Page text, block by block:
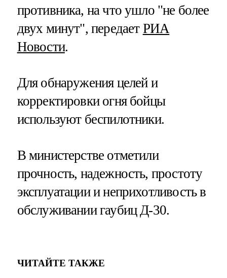
противника, на что ушло "не более
двух минут", передает РИА
Новости.
Для обнаружения целей и
корректировки огня бойцы
используют беспилотники.
В министерстве отметили
прочность, надежность, простоту
эксплуатации и неприхотливость в
обслуживании гаубиц Д-30.
ЧИТАЙТЕ ТАКЖЕ